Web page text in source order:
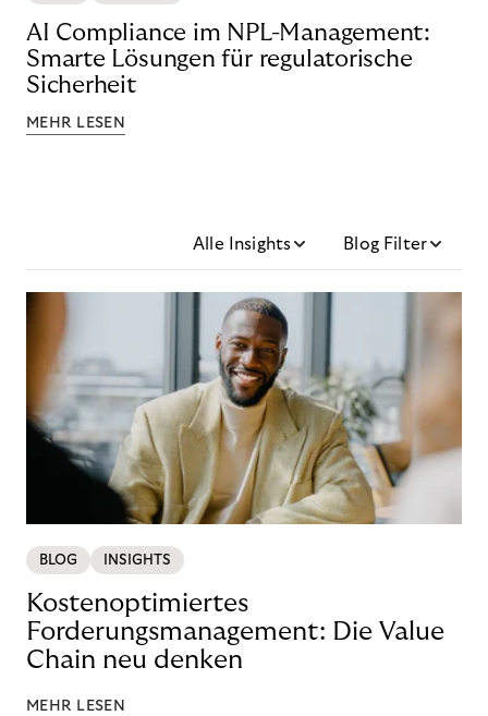
AI Compliance im NPL-Management:
Smarte Lösungen für regulatorische
Sicherheit
MEHR LESEN
Alle Insights Blog Filter
BLOG INSIGHTS
Kostenoptimiertes
Forderungsmanagement: Die Value
Chain neu denken
MEHR LESEN